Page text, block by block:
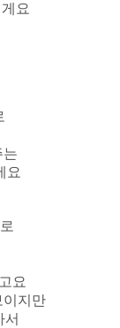
요
는
요
요
이지만
서